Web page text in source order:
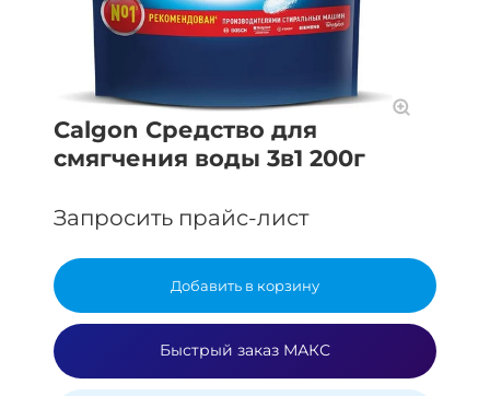
Calgon Средство для
смягчения воды 3в1 200г
Запросить прайс-лист
Добавить в корзину
Быстрый заказ МАКС